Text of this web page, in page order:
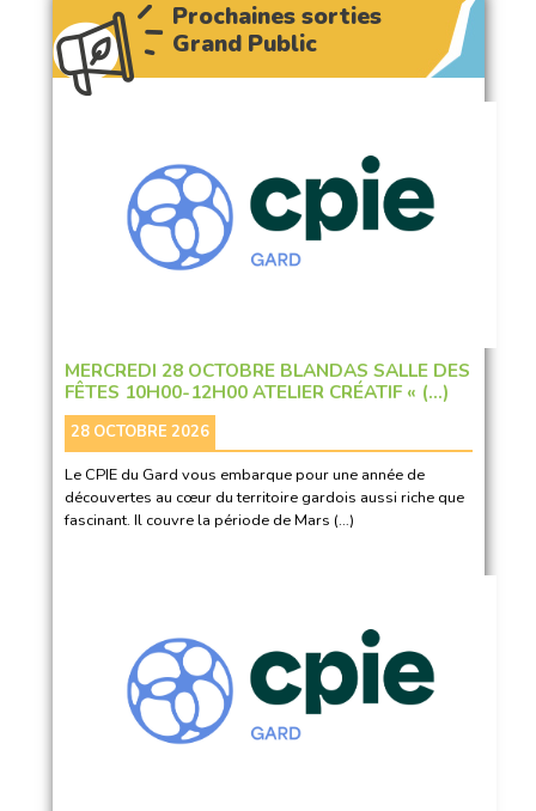
Prochaines sorties
Grand Public
MERCREDI 28 OCTOBRE BLANDAS SALLE DES
FÊTES 10H00-12H00 ATELIER CRÉATIF « (…)
28 OCTOBRE 2026
Le CPIE du Gard vous embarque pour une année de
découvertes au cœur du territoire gardois aussi riche que
fascinant. Il couvre la période de Mars (…)